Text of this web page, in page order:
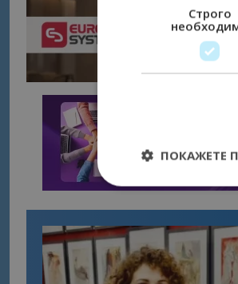
Строго
ПОКАЖЕТЕ
Строго
управление на